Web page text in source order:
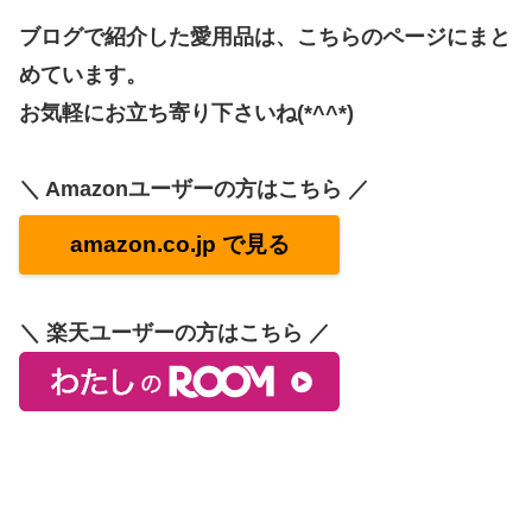
ブログで紹介した愛用品は、こちらのページにまと
めています。
お気軽にお立ち寄り下さいね(*^^*)
＼ Amazonユーザーの方はこちら ／
amazon.co.jp で見る
＼ 楽天ユーザーの方はこちら ／